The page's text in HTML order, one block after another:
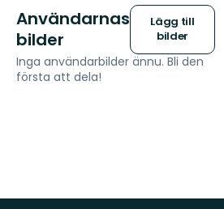
Användarnas
bilder
Lägg till
bilder
Inga användarbilder ännu. Bli den
första att dela!